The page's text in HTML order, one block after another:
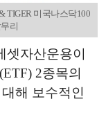
TIGER 미국나스닥100
리
셋자산운용이
2종목의
해 보수적인